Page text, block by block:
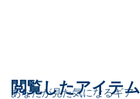
あなたが見た気になるギア
閲覧したアイテム